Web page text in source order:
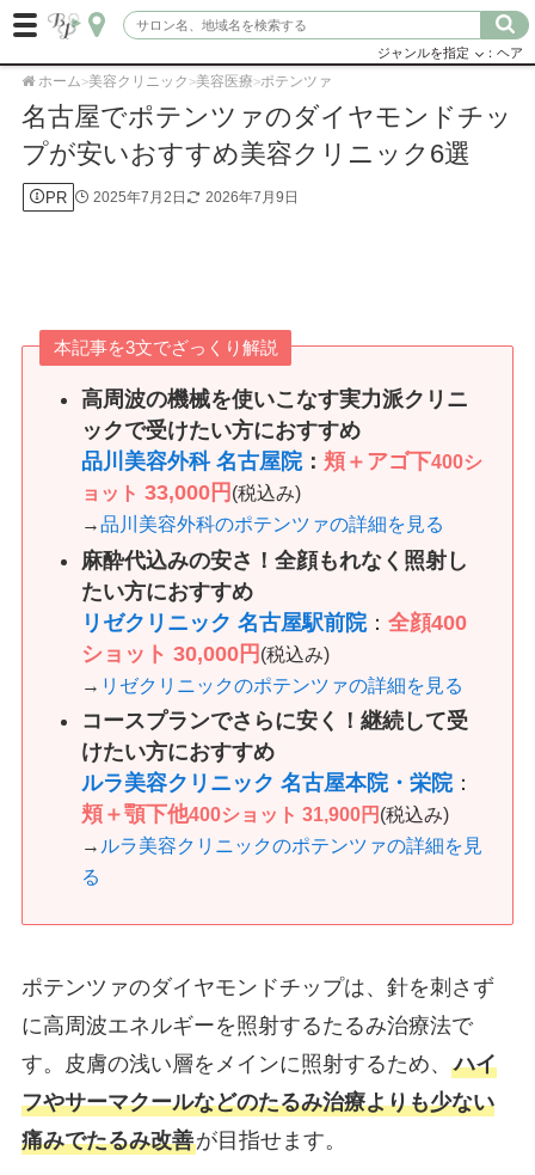
ジャンルを指定 ：ヘア
ホーム>美容クリニック >美容医療>ポテンツァ
名古屋でポテンツァのダイヤモンドチッ
プが安いおすすめ美容クリニック6選
PR 2025年7月2日 2026年7月9日
本記事を3文でざっくり解説
高周波の機械を使いこなす実力派クリニ
ックで受けたい方におすすめ
品川美容外科 名古屋院：頬＋アゴ下400シ
ョット 33,000円 (税込み)
→品川美容外科のポテンツァの詳細を見る
麻酔代込みの安さ！全顔もれなく照射し
たい方におすすめ
リゼクリニック 名古屋駅前院：全顔400
ショット 30,000円 (税込み)
→ リゼクリニックのポテンツァの詳細を見る
コースプランでさらに安く！継続して受
けたい方におすすめ
ルラ美容クリニック 名古屋本院・栄院：
頬＋顎下他400ショット 31,900円 (税込み)
→ ルラ美容クリニックのポテンツァの詳細を見
る
ポテンツァのダイヤモンドチップは、針を刺さず
に高周波エネルギーを照射するたるみ治療法で
す。皮膚の浅い層をメインに照射するため、 ハイ
フやサーマクールなどのたるみ治療よりも少ない
痛みでたるみ改善が目指せます。